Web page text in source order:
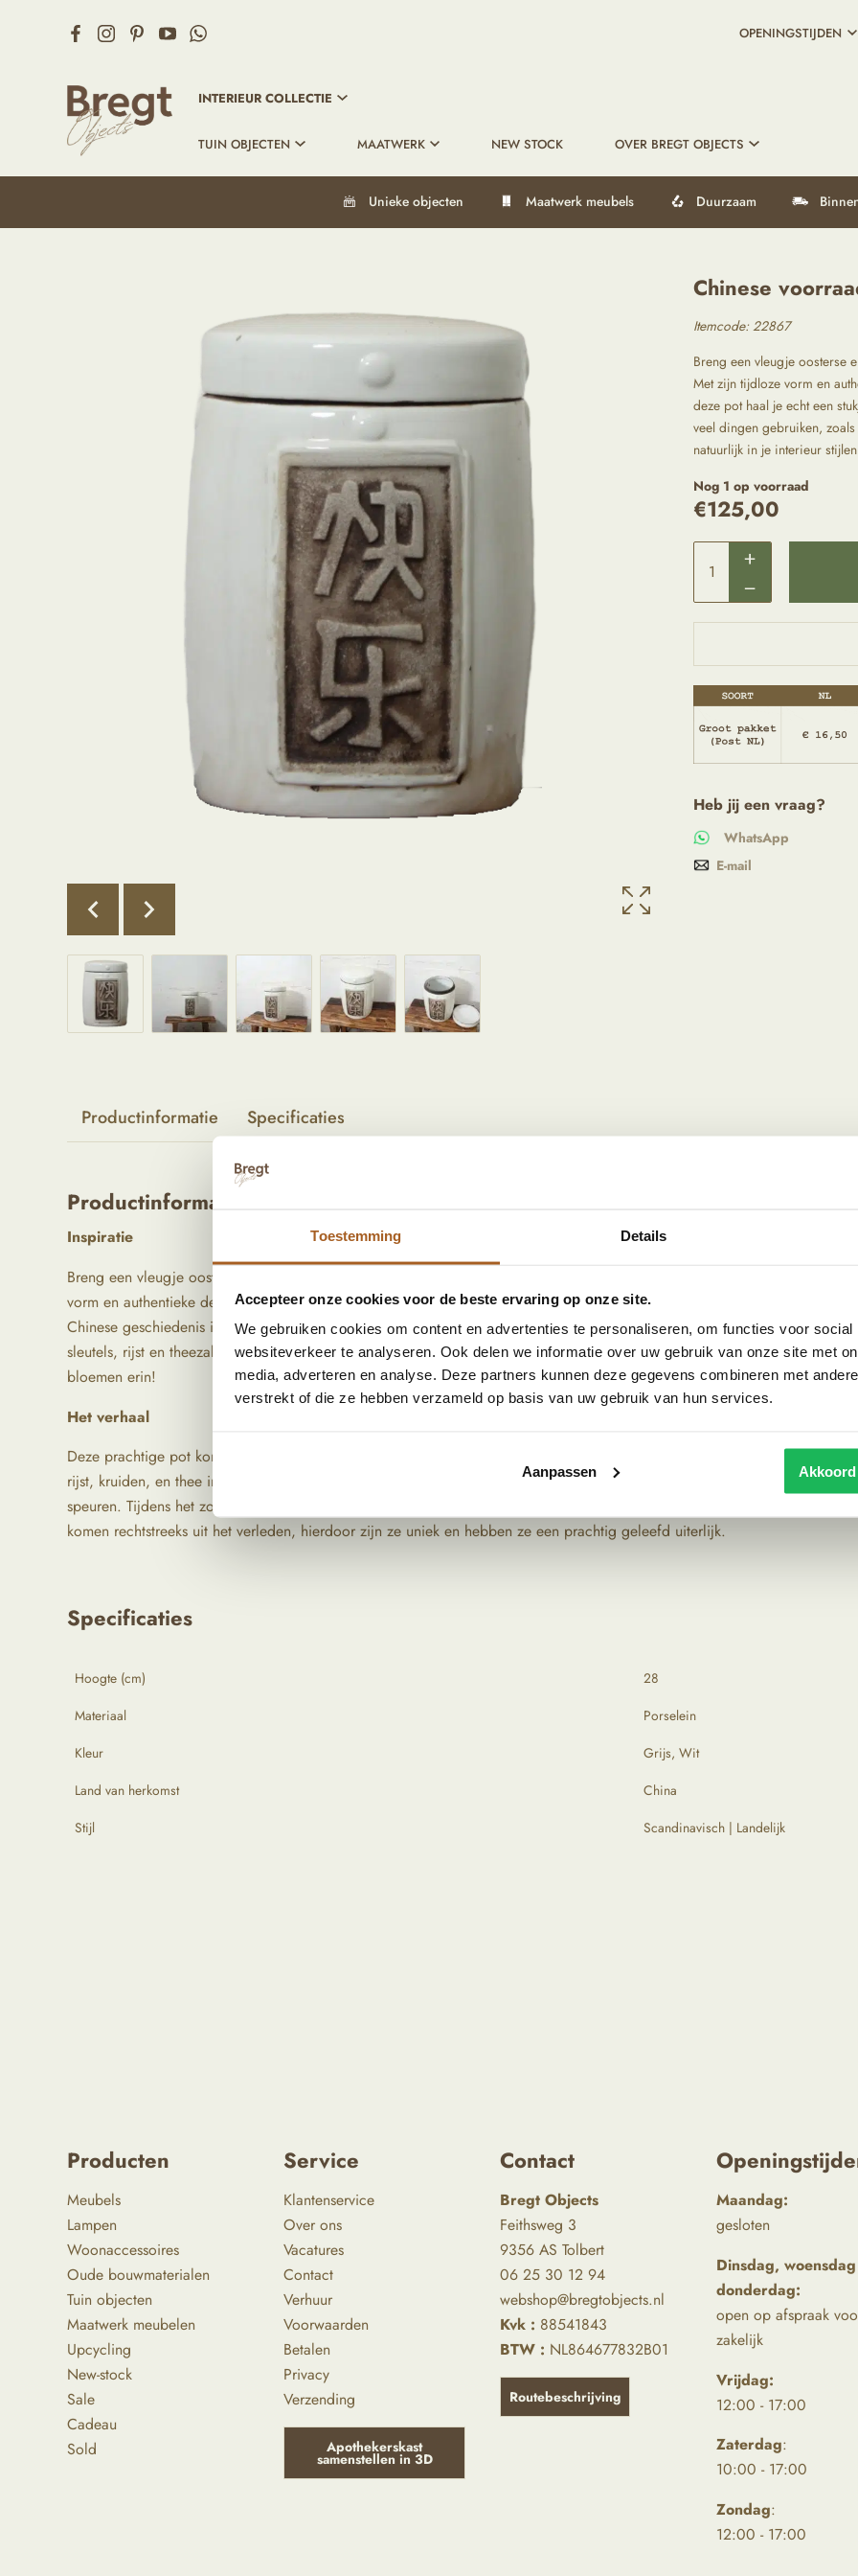
Toestemming Details
Accepteer onze cookies voor de beste ervaring op onze site.
We gebruiken cookies om content en advertenties te personaliseren, om functies voor
websiteverkeer te analyseren. Ook delen we informatie over uw gebruik van onze site met
media, adverteren en analyse. Deze partners kunnen deze gegevens combineren met
verstrekt of die ze hebben verzameld op basis van uw gebruik van hun services.
Aanpassen Akkoord
OPENINGSTIJDEN
INTERIEUR COLLECTIE
TUIN OBJECTEN MAATWERK NEW STOCK OVER BREGT OBJECTS
Unieke objecten Maatwerk meubels Duurzaam
Chinese
Itemcode: 22867
Breng een vleugje oosterse
Met zijn tijdloze vorm en
deze pot haal je echt een
veel dingen gebruiken,
natuurlijk in je interieur
Nog 1 op voorraad
€125,00
Heb jij een vraag?
WhatsApp
E-mail
Productinformatie Specificaties
Productinformatie
Inspiratie
Breng een vleugje oosterse elegantie in je interieur met deze prachtige Chinese voorraadpot. Met zijn tijdloze
vorm en authentieke details is het een echte blikvanger in elke ruimte. Met deze pot haal je echt een stukje
Chinese geschiedenis in huis. Je kan hem voor ontzettend veel dingen gebruiken, zoals het bewaren van
sleutels, rijst en theezakjes. Ook kan je de pot natuurlijk in je interieur stijlen met een paar gedroogde
bloemen erin!
Het verhaal
Deze prachtige pot komt uit China. De pot is gemaakt van porselein. Ooit werden deze potten gebruikt om
rijst, kruiden, en thee in te bewaren. We reizen zelf langs bijzondere locaties om de mooiste items op te
speuren. Tijdens het zoeken naar die producten letten we vooral op kwaliteit en oorsprong. De producten
komen rechtstreeks uit het verleden, hierdoor zijn ze uniek en hebben ze een prachtig geleefd uiterlijk.
Specificaties
Hoogte (cm)
28
Materiaal
Porselein
Kleur
Grijs, Wit
Land van herkomst
China
Stijl
Scandinavisch | Landelijk
Producten
Meubels
Lampen
Woonaccessoires
Oude bouwmaterialen
Tuin objecten
Maatwerk meubelen
Upcycling
New-stock
Sale
Cadeau
Sold
Service
Klantenservice
Over ons
Vacatures
Contact
Verhuur
Voorwaarden
Betalen
Privacy
Verzending
Apothekerskast
samenstellen in 3D
Contact
Bregt Objects
Feithsweg 3
9356 AS Tolbert
06 25 30 12 94
webshop@bregtobjects.nl
Kvk : 88541843
BTW : NL864677832B01
Routebeschrijving
Maandag:
gesloten
Dinsdag,
donderdag:
open op afspraak
zakelijk
Vrijdag:
12:00 - 17:00
Zaterdag:
10:00 - 17:00
Zondag:
12:00 - 17:00